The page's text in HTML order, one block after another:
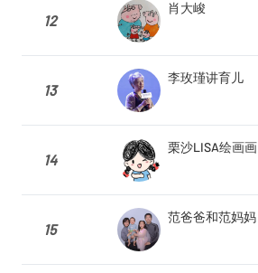
12
肖大峻
13
李玫瑾讲育儿
14
栗沙LISA绘画画
15
范爸爸和范妈妈